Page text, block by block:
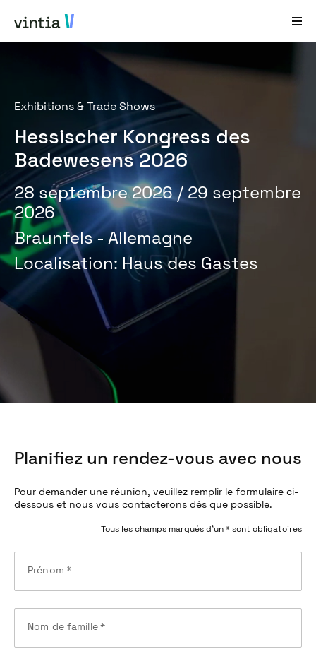
EN FR DE
Secteurs
Solutions
Produits
Études de cas
À propos de nous
Nouveautés et événements
Contact
Exhibitions & Trade Shows
Hessischer Kongress des
Badewesens 2026
28 septembre 2026/ 29 septembre
2026
Braunfels - Allemagne
Localisation: Haus des Gastes
Planifiez un rendez-vous avec nous
Pour demander une réunion, veuillez remplir le formulaire ci-
dessous et nous vous contacterons dès que possible.
Tous les champs marqués d’un * sont obligatoires
Prénom *
Nom de famille*